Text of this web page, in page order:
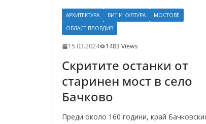
АРХИТЕКТУРА БИТ И КУЛТУРА
МОСТОВЕ
ОБЛАСТ ПЛОВДИВ
15.03.2024 1483 Views
Скритите останки от
старинен мост в село
Бачково
Преди около 160 години, край